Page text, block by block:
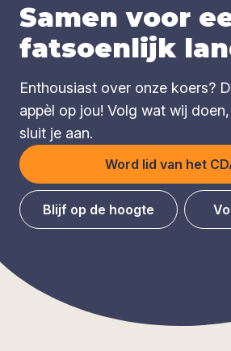
Samen voor
fatsoenlijk
Enthousiast over onze koers?
appèl op jou! Volg wat wij
sluit je aan.
Word lid van het
Blijf op de hoogte